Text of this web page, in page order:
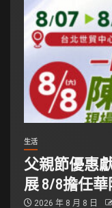
生活
父親節優惠
展 8/8擔任
2026 年 8 月 8 日